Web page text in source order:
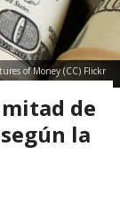
of Money (CC) Flickr
de
la